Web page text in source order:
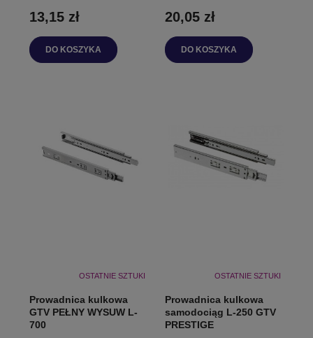
13,15 zł
DO KOSZYKA
20,05 zł
DO KOSZYKA
OSTATNIE SZTUKI
Prowadnica kulkowa
GTV PEŁNY WYSUW L-
700
OSTATNIE SZTUKI
Prowadnica kulkowa
samodociąg L-250 GTV
PRESTIGE